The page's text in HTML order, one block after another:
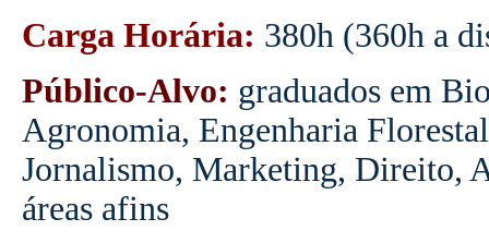
Carga Horária: 380h (360h a
Público-Alvo: graduados em
Agronomia, Engenharia
Jornalismo, Marketing, Direito,
áreas afins